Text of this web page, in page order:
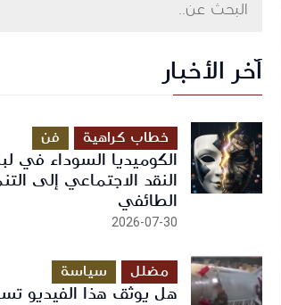
آخر الأخبار
خطاب كراهية فن
الكوميديا السوداء في
النقد الاجتماعي إلى
الطائفي
2026-07-30
مضلل سياسة
هل يوثق هذا الفيديو